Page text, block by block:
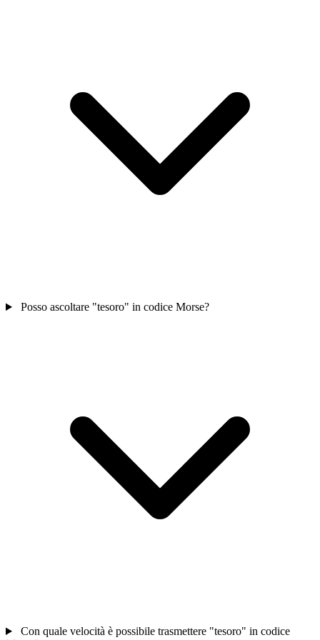
Posso ascoltare "tesoro" in codice Morse?
Con quale velocità è possibile trasmettere "tesoro" in codice